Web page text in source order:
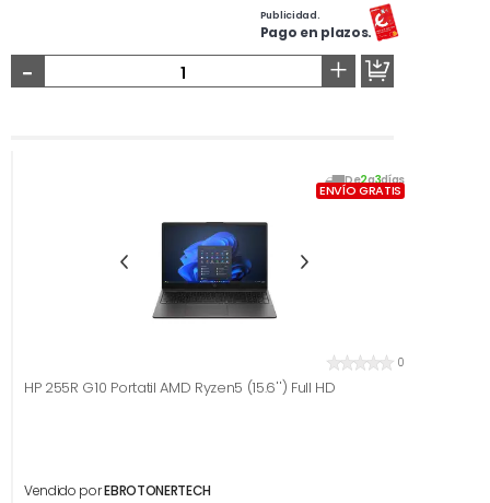
Publicidad.
Pago en plazos.
- +
De2a3días
ENVÍO GRATIS
0
HP 255R G10 Portatil AMD Ryzen5 (15.6'') Full HD
Vendido porEBROTONERTECH